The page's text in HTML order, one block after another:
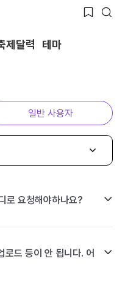
제달력 테마
일반 사용자
로 요청해야하나요?
로드 등이 안 됩니다. 어